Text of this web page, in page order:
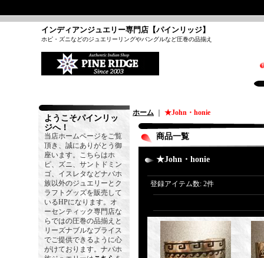
インディアンジュエリー専門店【パインリッジ】
ホピ・ズニなどのジュエリーリングやバングルなど圧巻の品揃え
ようこそパインリッ
ジへ！
当店ホームページをご覧
頂き、誠にありがとう御
座います。こちらはホ
ピ、ズニ、サントドミン
ゴ、イスレタなどナバホ
族以外のジュエリーとク
ラフトグッズを販売して
いるHPになります。オ
ーセンティック専門店な
らではの圧巻の品揃えと
リーズナブルなプライス
でご提供できるように心
がけております。ナバホ
ホーム ★John・honie
商品一覧
★John・honie
登録アイテム数: 2件